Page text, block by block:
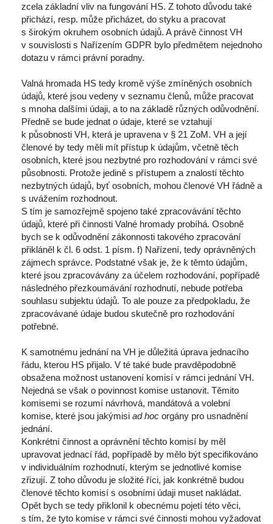
zcela základní vliv na fungování HS. Z tohoto důvodu také
přichází, resp. může přicházet, do styku a pracovat
širokým okruhem osobních údajů. A právě činnost VH
v souvislosti s Nařízením GDPR bylo předmětem nejednoho
dotazu v rámci právní poradny.
Valná hromada HS tedy kromě výše zmíněných osobních
údajů, které jsou vedeny v seznamu členů, může pracovat
mnoha dalšími údaji, a to na základě různých odůvodnění.
Předně se bude jednat o údaje, které se vztahují
k působnosti VH, která je upravena v § 21 ZoM. VH a její
členové by tedy měli mít přístup k údajům, včetně těch
osobních, které jsou nezbytné pro rozhodování v rámci své
působnosti. Protože jedině s přístupem a znalostí těchto
nezbytných údajů, byť osobních, mohou členové VH řádně a
uvážením rozhodnout.
S tím je samozřejmě spojeno také zpracovávání těchto
údajů, které při činnosti Valné hromady probíhá. Osobně
bych se k odůvodnění zákonnosti takového zpracování
přikláněl k čl. 6 odst. 1 písm. f) Nařízení, tedy oprávněných
zájmech správce. Podstatné však je, že k těmto údajům,
které jsou zpracovávány za účelem rozhodování, popřípadě
následného přezkoumávání rozhodnutí, nebude potřeba
ouhlasu subjektu údajů. To ale pouze za předpokladu, že
zpracovávané údaje budou skutečně pro rozhodování
potřebné.
K samotnému jednání na VH je důležitá úprava jednacího
řádu, kterou HS přijalo. V té také bude pravděpodobně
obsažena možnost ustanovení komisí v rámci jednání VH.
Nejedná se však o povinnost komise ustanovit. Těmito
komisemi se rozumí návrhová, mandátová a volební
komise, které jsou jakýmisi ad hoc orgány pro usnadnění
jednání.
Konkrétní činnost a oprávnění těchto komisí by měl
upravovat jednací řád, popřípadě by mělo být specifikováno
v individuálním rozhodnutí, kterým se jednotlivé komise
zřizují. Z toho důvodu je složité říci, jak konkrétně budou
členové těchto komisí s osobními údaji muset nakládat.
Opět bych se tedy přiklonil k obecnému pojetí této věci,
tím, že tyto komise v rámci své činnosti mohou vyžadovat